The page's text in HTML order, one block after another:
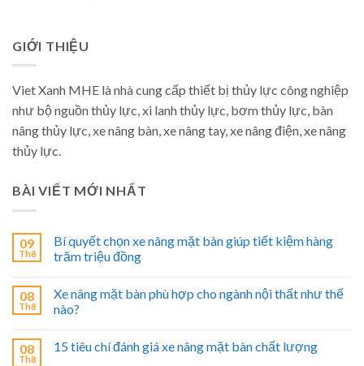
GIỚI THIỆU
Viet Xanh MHE là nhà cung cấp thiết bị thủy lực công nghiệp
như bộ nguồn thủy lực, xi lanh thủy lực, bơm thủy lực, bàn
nâng thủy lực, xe nâng bàn, xe nâng tay, xe nâng điện, xe nâng
thủy lực.
BÀI VIẾT MỚI NHẤT
09
Th8
Bí quyết chọn xe nâng mặt bàn giúp tiết kiệm hàng
trăm triệu đồng
08
Th8
Xe nâng mặt bàn phù hợp cho ngành nội thất như thế
nào?
08
Th8
15 tiêu chí đánh giá xe nâng mặt bàn chất lượng